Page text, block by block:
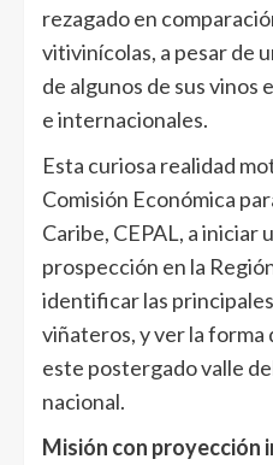
rezagado en
vitivinícolas, a pesar de
de algunos de sus vinos
e internacionales.
Esta curiosa realidad
Comisión Económica
Caribe, CEPAL, a iniciar
prospección en la
identificar las
viñateros, y ver la
este postergado valle
nacional.
Misión con proyección